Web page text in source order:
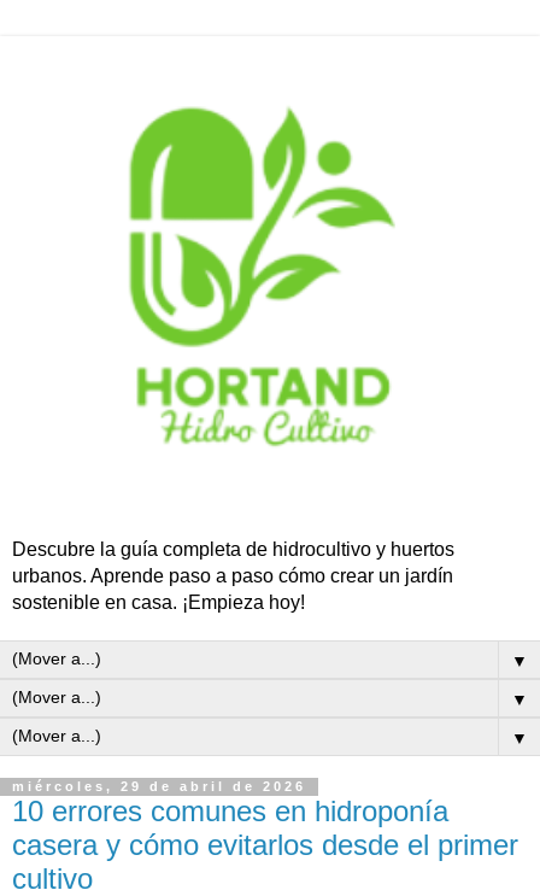
Descubre la guía completa de hidrocultivo y huertos
urbanos. Aprende paso a paso cómo crear un jardín
sostenible en casa. ¡Empieza hoy!
▼
▼
▼
miércoles, 29 de abril de 2026
10 errores comunes en hidroponía
casera y cómo evitarlos desde el primer
cultivo